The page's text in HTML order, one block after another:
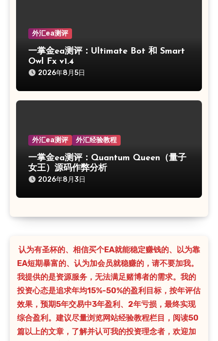
外汇ea测评
一掌金ea测评：Ultimate Bot 和 Smart
Owl Fx v1.4
2026年8月5日
外汇ea测评 外汇经验教程
一掌金ea测评：Quantum Queen（量子
女王）源码作弊分析
2026年8月3日
认为有圣杯的、相信买个EA就能稳定赚钱的、以为靠
EA短期暴富的、认为加会员就稳赚的，请不要加我。
我提供的是资源服务，无法满足赌博者的需求。我的
投资心态是追求年均15%-50%的盈利目标，按年评估
效果，预期5年交易中3年盈利、2年亏损，最终实现
综合盈利。建议尽量浏览网站经验教程栏目，阅读50
篇以上的文章，了解并认可我的投资理念者，欢迎加